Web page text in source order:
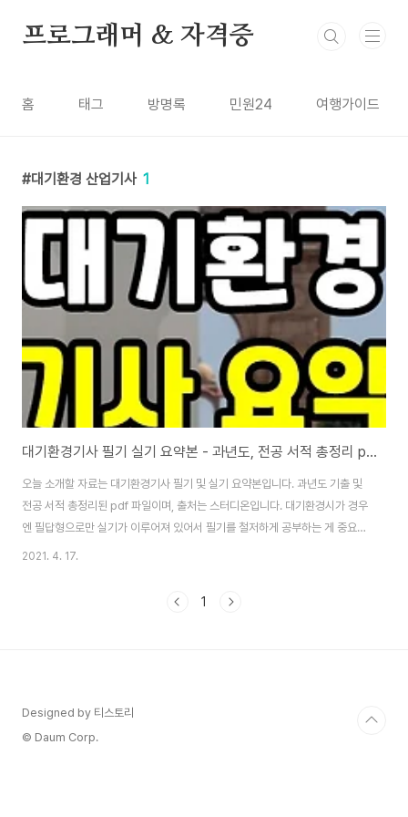
프로그래머 & 자격증
홈 태그 방명록 민원24 여행가이드
대기환경 산업기사 1
대기환경기사 필기 실기 요약본 - 과년도, 전공 서적 총정리 pdf
오늘 소개할 자료는 대기환경기사 필기 및 실기 요약본입니다. 과년도 기출 및
전공 서적 총정리된 pdf 파일이며, 출처는 스터디온입니다. 대기환경시가 경우
엔 필답형으로만 실기가 이루어져 있어서 필기를 철저하게 공부하는 게 중요하
다고 생각해요. 다운로드할 수 있는 pdf 파일은 아래에 있습니다. 수질환경기
에 끝! | 8주 공부법 | 환경기사 독학 (feat.물쌤닷컴)| 새해 복 많이 받으세요
2021. 4. 17.
1
Designed by 티스토리
© Daum Corp.